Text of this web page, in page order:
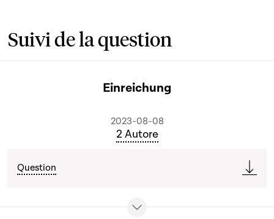
Suivi de la question
Einreichung
2023-08-08
2 Autore
Question